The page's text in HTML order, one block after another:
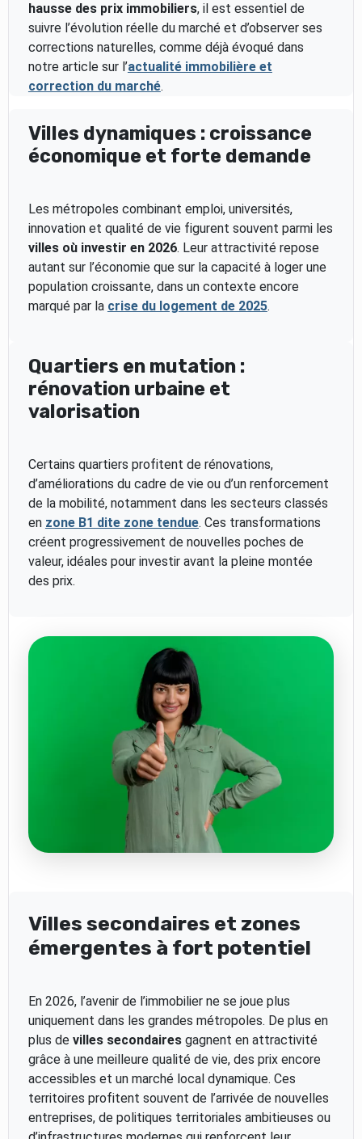
hausse des prix immobiliers, il est essentiel de
suivre l’évolution réelle du marché et d’observer ses
corrections naturelles, comme déjà évoqué dans
notre article sur l’actualité immobilière et
correction du marché.
Villes dynamiques : croissance
économique et forte demande
Les métropoles combinant emploi, universités,
innovation et qualité de vie figurent souvent parmi les
villes où investir en 2026. Leur attractivité repose
autant sur l’économie que sur la capacité à loger une
population croissante, dans un contexte encore
marqué par la crise du logement de 2025.
Quartiers en mutation :
rénovation urbaine et
valorisation
Certains quartiers profitent de rénovations,
d’améliorations du cadre de vie ou d’un renforcement
de la mobilité, notamment dans les secteurs classés
en zone B1 dite zone tendue. Ces transformations
créent progressivement de nouvelles poches de
valeur, idéales pour investir avant la pleine montée
des prix.
Villes secondaires et zones
émergentes à fort potentiel
En 2026, l’avenir de l’immobilier ne se joue plus
uniquement dans les grandes métropoles. De plus en
plus de villes secondairesgagnent en attractivité
grâce à une meilleure qualité de vie, des prix encore
accessibles et un marché local dynamique. Ces
territoires profitent souvent de l’arrivée de nouvelles
entreprises, de politiques territoriales ambitieuses ou